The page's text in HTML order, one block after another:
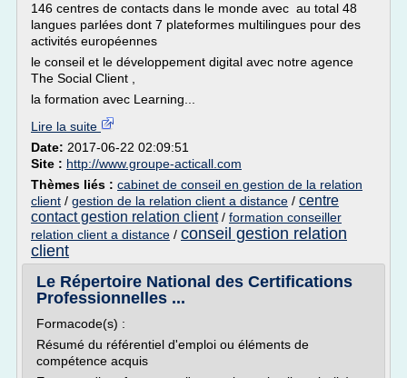
146 centres de contacts dans le monde avec au total 48
langues parlées dont 7 plateformes multilingues pour des
activités européennes
le conseil et le développement digital avec notre agence
The Social Client ,
la formation avec Learning...
Lire la suite
Date: 2017-06-22 02:09:51
Site : http://www.groupe-acticall.com
Thèmes liés : cabinet de conseil en gestion de la relation
client / gestion de la relation client a distance / centre
contact gestion relation client/ formation conseiller
relation client a distance / conseil gestion relation
client
Le Répertoire National des Certifications
Professionnelles ...
Formacode(s) :
Résumé du référentiel d'emploi ou éléments de
compétence acquis